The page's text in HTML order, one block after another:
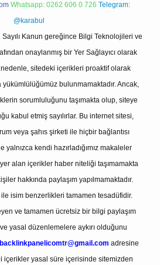
Whatsapp: 0262 606 0 726 Telegram:
@karabul
Kanun gereğince Bilgi Teknolojileri ve
onaylanmış bir Yer Sağlayıcı olarak
sitedeki içerikleri proaktif olarak
yükümlülüğümüz bulunmamaktadır. Ancak,
sorumluluğunu taşımakta olup, siteye
kabul etmiş sayılırlar. Bu internet sitesi,
veya şahıs şirketi ile hiçbir bağlantısı
yalnızca kendi hazırladığımız makaleler
alan içerikler haber niteliği taşımamakta
hakkında paylaşım yapılmamaktadır.
isim benzerlikleri tamamen tesadüfidir.
ve tamamen ücretsiz bir bilgi paylaşım
yasal düzenlemelere aykırı olduğunu
backlinkpanelicomtr@gmail.com adresine
içerikler yasal süre içerisinde sitemizden